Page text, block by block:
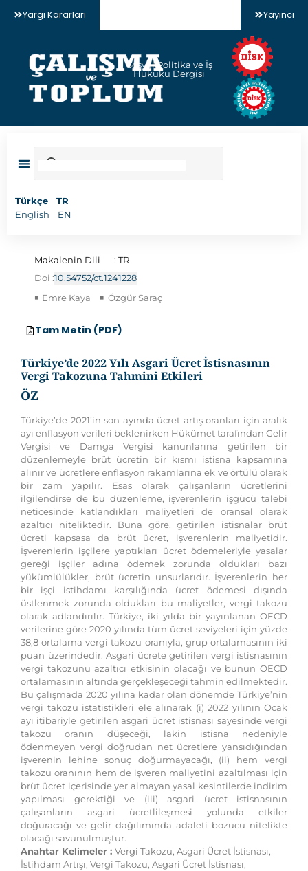
Yargı Kararları Yayıncı
Sosyal Politika ve İş
Hukuku Dergisi
Türkçe
TR
English
EN
Makalenin Dili
: TR
Doi :10.54752/ct.1241228
Tam Metin (PDF)
Emre Kaya Özgür Saraç
Türkiye’de 2022 Yılı Asgari Ücret İstisnasının
Vergi Takozuna Tahmini Etkileri
ÖZ
Türkiye’de 2021’in son ayında ücret artış oranları için aralık
ayı enflasyon verileri beklenirken Hükümet tarafından Gelir
Vergisi ve Damga Vergisi kanunlarına getirilen bir
düzenlemeyle brüt ücretin bir kısmı istisna kapsamına
alınır ve ücretlere enflasyon rakamlarına ek ve örtülü olarak
bir zam yapılır. Esas olarak çalışanların ücretlerini
ilgilendirse de bu düzenleme, işverenlerin işgücü talebi
neticesinde katlandıkları maliyetleri de oransal olarak
azaltıcı niteliktedir. Buna göre, getirilen istisnalar brüt
ücreti kapsasa da brüt ücret, işverenlerin maliyetidir.
İşverenlerin işçilere yaptıkları ücret ödemeleriyle yasalar
gereği işçiler adına ödemek zorunda oldukları bazı
yükümlülükler, brüt ücretin unsurlarıdır. İşverenlerin her
bir işçi istihdamı karşılığında ücret ödemesi dışında
üstlenmek zorunda oldukları bu maliyetler, vergi takozu
olarak adlandırılır. Türkiye, iki yılda bir yayınlanan OECD
verilerine göre 2020 yılında tüm ücret seviyeleri için yüzde
38,8 ortalama vergi takozu oranıyla, grup ortalamasının iki
puan üzerindedir. Asgari ücrete getirilen vergi istisnasının
vergi takozunu azaltıcı etkisinin olacağı ve bunun OECD
ortalamasının altında gerçekleşeceği tahmin edilmektedir.
Bu çalışmada 2020 yılına kadar olan dönemde Türkiye’nin
vergi takozu istatistikleri ele alınarak (i) 2022 yılının Ocak
ayı itibariyle getirilen asgari ücret istisnası sayesinde vergi
takozu oranın düşeceği, lakin istisna nedeniyle
ödenmeyen vergi doğrudan net ücretlere yansıdığından
işverenin lehine sonuç doğurmayacağı, (ii) hem vergi
takozu oranının hem de işveren maliyetini azaltılması için
brüt ücret içerisinde yer almayan yasal kesintilerde indirim
yapılması gerektiği ve (iii) asgari ücret istisnasının
çalışanların asgari ücretlileşmesi yolunda etkiler
doğuracağı ve gelir dağılımında adaleti bozucu nitelikte
olacağı savunulmuştur.
Anahtar Kelimeler : Vergi Takozu, Asgari Ücret İstisnası,
İstihdam Artışı, Vergi Takozu, Asgari Ücret İstisnası,